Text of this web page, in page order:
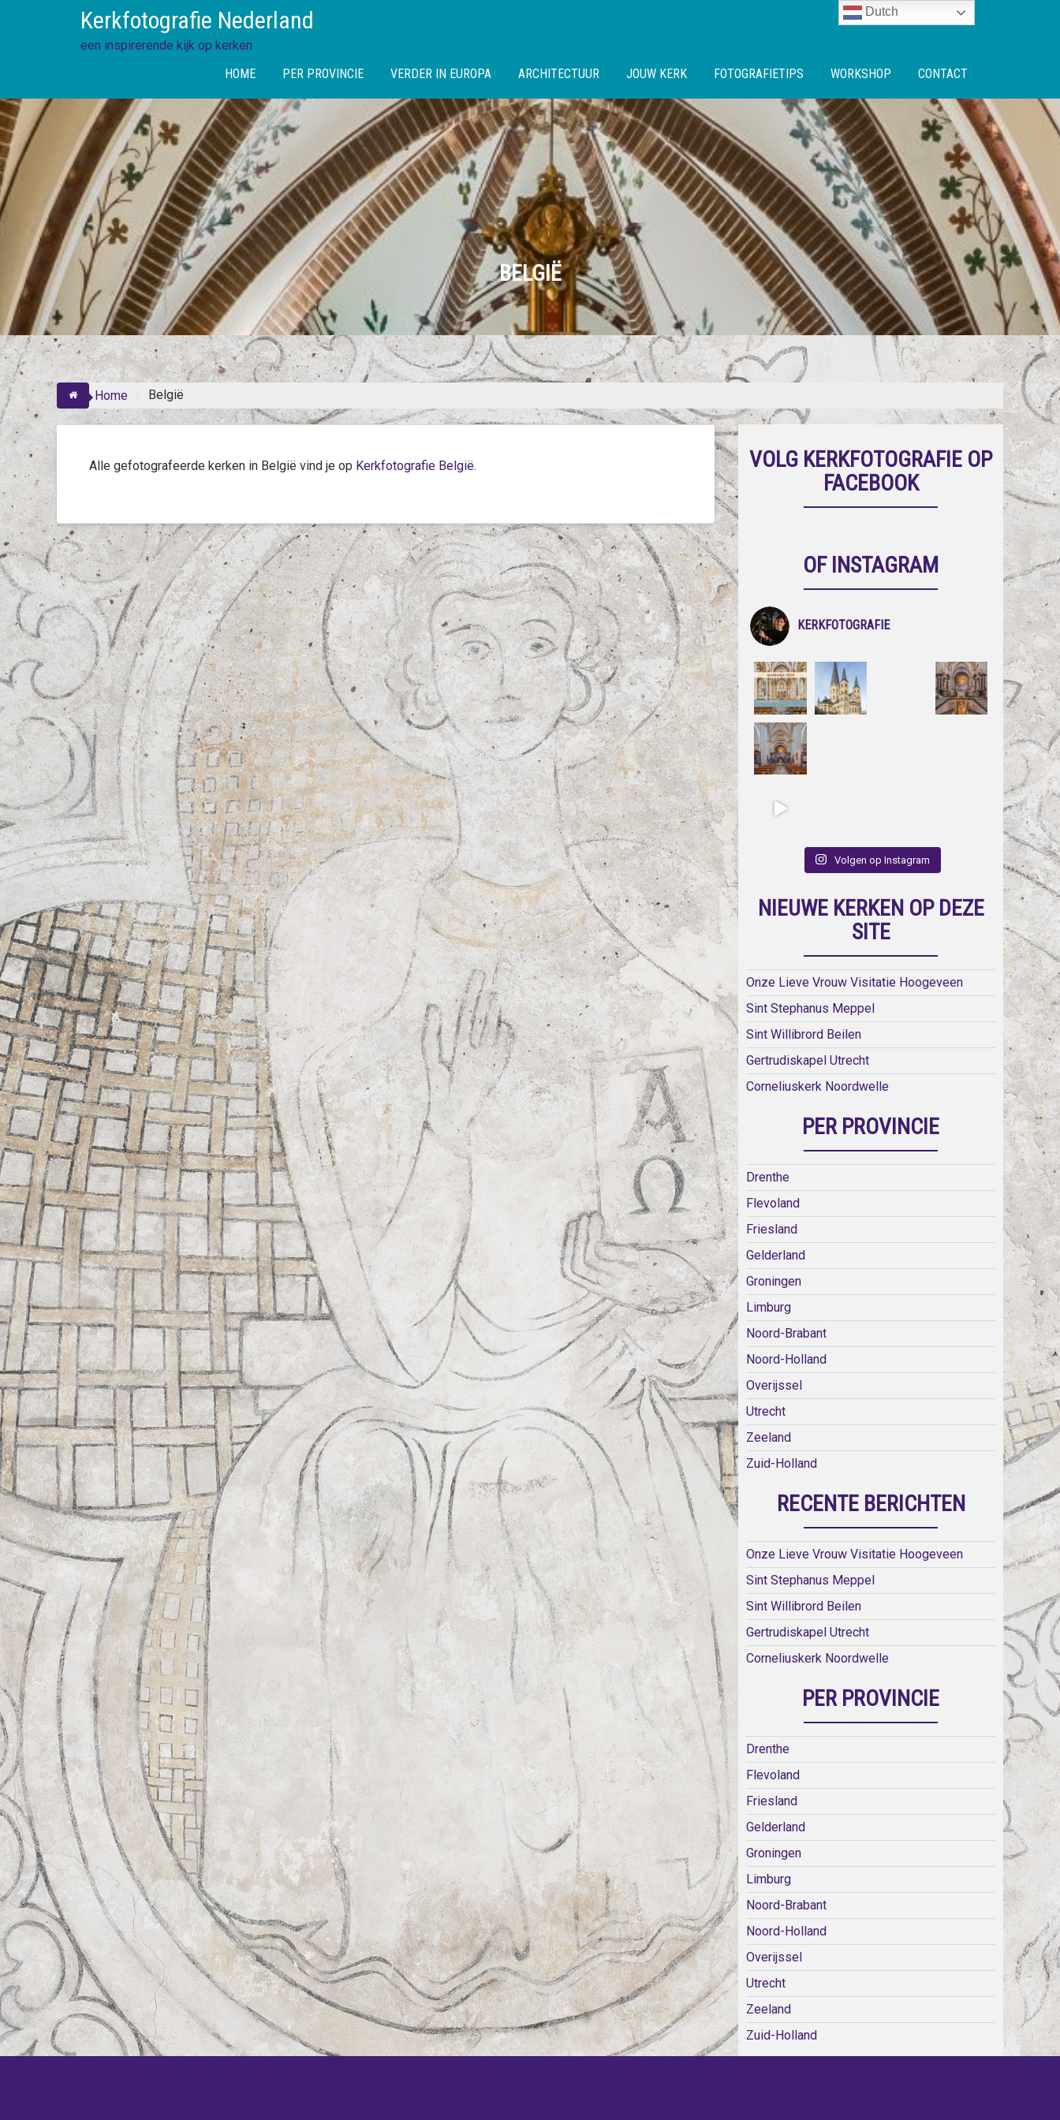
Kerkfotografie Nederland
een inspirerende kijk op kerken
HOME
PER PROVINCIE VERDER IN EUROPA ARCHITECTUUR JOUW KERK FOTOGRAFIETIPS WORKSHOP CONTACT
BELGIË
Home België
Alle gefotografeerde kerken in België vind je op Kerkfotografie België.
VOLG KERKFOTOGRAFIE OP
FACEBOOK
OF INSTAGRAM
KERKFOTOGRAFIE
Volgen op Instagram
NIEUWE KERKEN OP DEZE
SITE
Onze Lieve Vrouw Visitatie Hoogeveen
Sint Stephanus Meppel
Sint Willibrord Beilen
Gertrudiskapel Utrecht
Corneliuskerk Noordwelle
PER PROVINCIE
Drenthe
Flevoland
Friesland
Gelderland
Groningen
Limburg
Noord-Brabant
Noord-Holland
Overijssel
Utrecht
Zeeland
Zuid-Holland
RECENTE BERICHTEN
Onze Lieve Vrouw Visitatie Hoogeveen
Sint Stephanus Meppel
Sint Willibrord Beilen
Gertrudiskapel Utrecht
Corneliuskerk Noordwelle
PER PROVINCIE
Drenthe
Flevoland
Friesland
Gelderland
Groningen
Limburg
Noord-Brabant
Noord-Holland
Overijssel
Utrecht
Zeeland
Zuid-Holland
Dutch